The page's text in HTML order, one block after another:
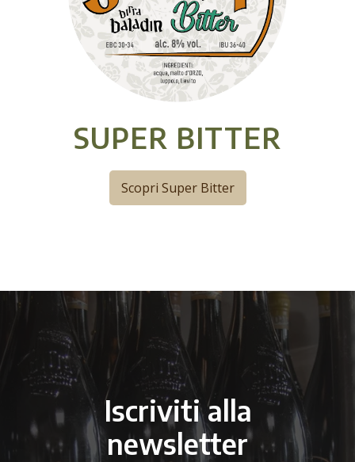
SUPER BITTER
Scopri Super Bitter
Iscriviti alla
newsletter